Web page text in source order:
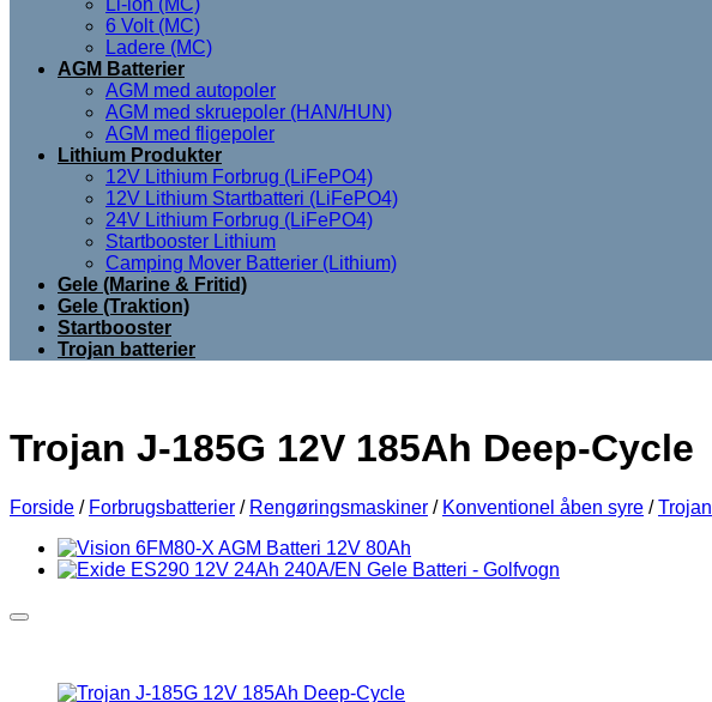
Li-ion (MC)
6 Volt (MC)
Ladere (MC)
AGM Batterier
AGM med autopoler
AGM med skruepoler (HAN/HUN)
AGM med fligepoler
Lithium Produkter
12V Lithium Forbrug (LiFePO4)
12V Lithium Startbatteri (LiFePO4)
24V Lithium Forbrug (LiFePO4)
Startbooster Lithium
Camping Mover Batterier (Lithium)
Gele (Marine & Fritid)
Gele (Traktion)
Startbooster
Trojan batterier
Trojan J-185G 12V 185Ah Deep-Cycle
Forside / Forbrugsbatterier / Rengøringsmaskiner / Konventionel åben syre / Trojan